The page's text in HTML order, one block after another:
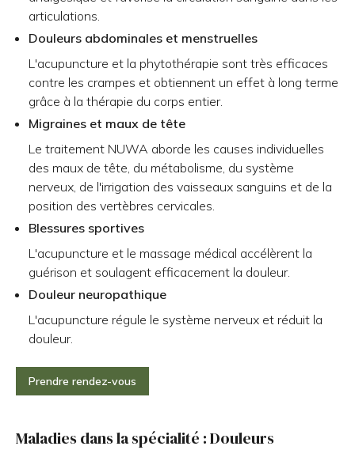
articulations.
Douleurs abdominales et menstruelles
L'acupuncture et la phytothérapie sont très efficaces
contre les crampes et obtiennent un effet à long terme
grâce à la thérapie du corps entier.
Migraines et maux de tête
Le traitement NUWA aborde les causes individuelles
des maux de tête, du métabolisme, du système
nerveux, de l'irrigation des vaisseaux sanguins et de la
position des vertèbres cervicales.
Blessures sportives
L'acupuncture et le massage médical accélèrent la
guérison et soulagent efficacement la douleur.
Douleur neuropathique
L'acupuncture régule le système nerveux et réduit la
douleur.
Prendre rendez-vous
Maladies dans la spécialité : Douleurs